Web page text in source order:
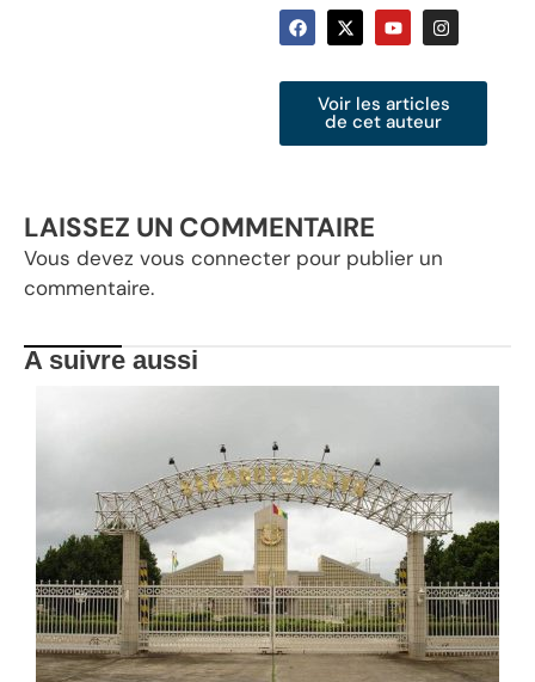
Voir les articles
de cet auteur
LAISSEZ UN COMMENTAIRE
Vous devez vous connecter pour publier un
commentaire.
A suivre aussi